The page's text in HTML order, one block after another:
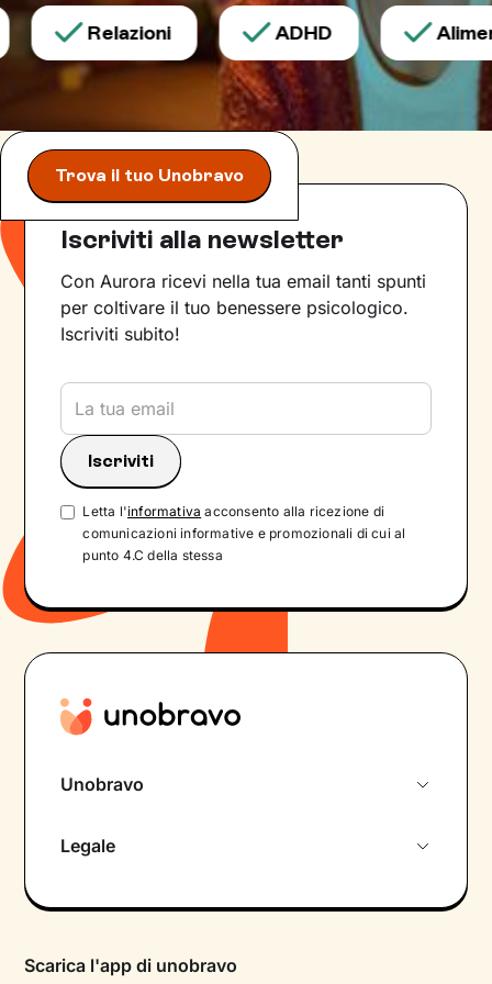
Relazioni ADHD
Trova il tuo Unobravo
Iscriviti alla newsletter
Con Aurora ricevi nella tua email tanti spunti
per coltivare il tuo benessere psicologico.
Iscriviti subito!
Letta l'informativa acconsento alla ricezione di
comunicazioni informative e promozionali di cui al
punto 4.C della stessa
Unobravo
Psicologo in chat
Legale
Termini e condizioni
Scarica l'app di unobravo